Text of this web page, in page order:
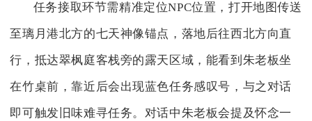
任务接取环节需精准定位NPC位置，打开地图传送
至璃月港北方的七天神像锚点，落地后往西北方向直
行，抵达翠枫庭客栈旁的露天区域，能看到朱老板坐
在竹桌前，靠近后会出现蓝色任务感叹号，与之对话
即可触发旧味难寻任务。对话中朱老板会提及怀念一